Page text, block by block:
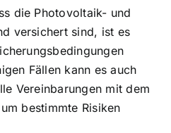
die Photovoltaik- und
versichert sind, ist es
Fällen kann es auch
Vereinbarungen mit dem
bestimmte Risiken